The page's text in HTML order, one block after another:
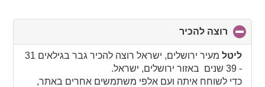
רוצה להכיר
to
collapse
contents
ליטל
מעיר ירושלים, ישראל רוצה להכיר גבר בגילאים 31
- 39 שנים באזור ירושלים, ישראל.
כדי לשוחח איתה ועם אלפי משתמשים אחרים באתר,